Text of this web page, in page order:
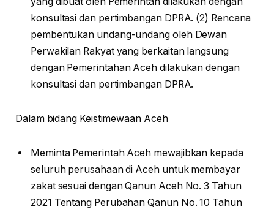
konsultasi dan pertimbangan DPRA. (2) Rencana
pembentukan undang-undang oleh Dewan
Perwakilan Rakyat yang berkaitan langsung
dengan Pemerintahan Aceh dilakukan dengan
konsultasi dan pertimbangan DPRA.
Dalam bidang Keistimewaan Aceh
Meminta Pemerintah Aceh mewajibkan kepada
seluruh perusahaan di Aceh untuk membayar
zakat sesuai dengan Qanun Aceh No. 3 Tahun
2021 Tentang Perubahan Qanun No. 10 Tahun